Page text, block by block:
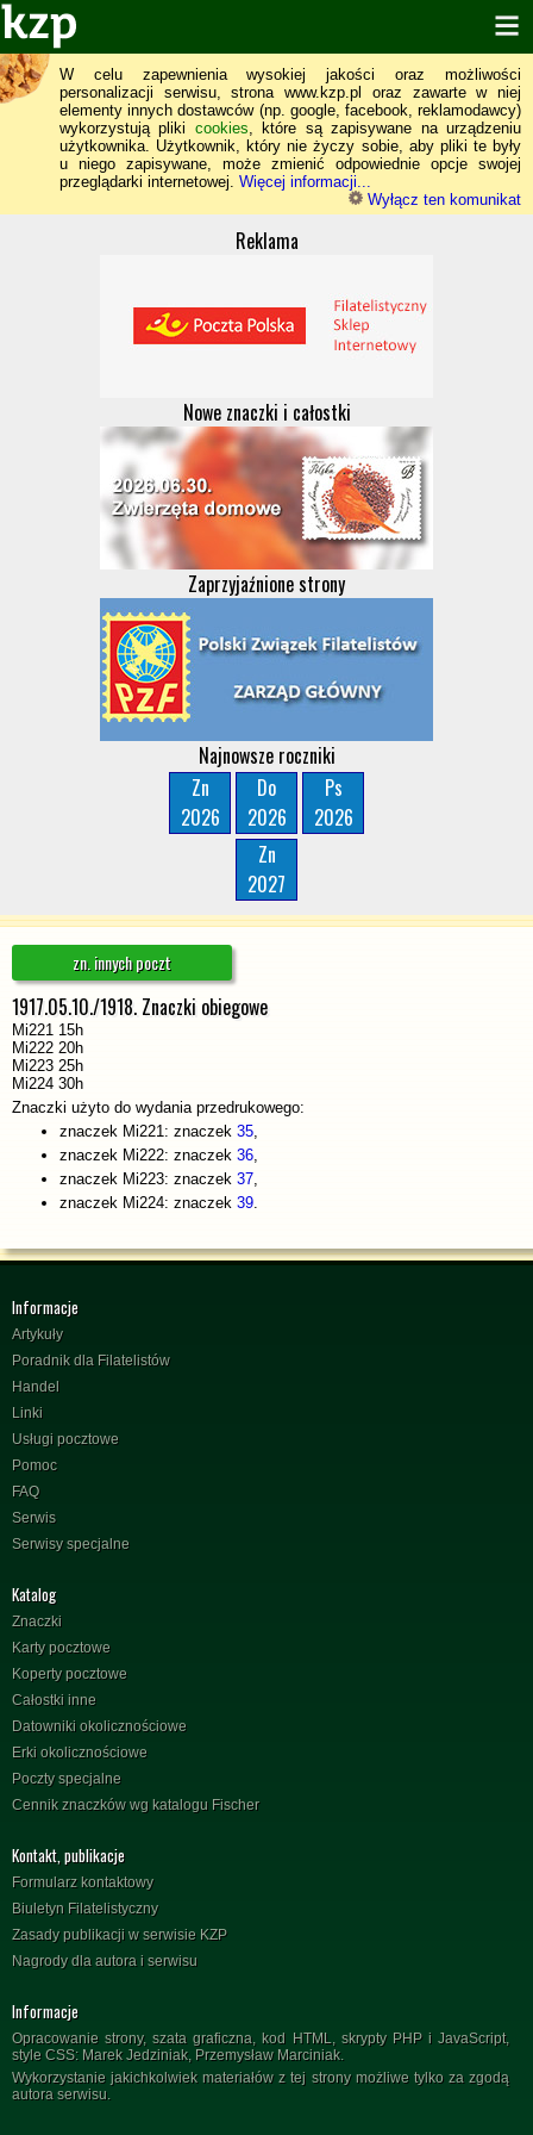
W celu zapewnienia wysokiej jakości oraz możliwości
personalizacji serwisu, strona www.kzp.pl oraz zawarte w niej
elementy innych dostawców (np. google, facebook, reklamodawcy)
wykorzystują pliki cookies, które są zapisywane na urządzeniu
użytkownika. Użytkownik, który nie życzy sobie, aby pliki te były
u niego zapisywane, może zmienić odpowiednie opcje swojej
przeglądarki internetowej. Więcej informacji...
Wyłącz ten komunikat
Reklama
Nowe znaczki i całostki
Zaprzyjaźnione strony
Najnowsze roczniki
Zn
2026
Do
2026
Ps
2026
Zn
2027
zn. innych poczt
1917.05.10./1918. Znaczki obiegowe
Mi221 15h
Mi222 20h
Mi223 25h
Mi224 30h
Znaczki użyto do wydania przedrukowego:
znaczek Mi221: znaczek 35,
znaczek Mi222: znaczek 36,
znaczek Mi223: znaczek 37,
znaczek Mi224: znaczek 39.
Informacje
Artykuły
Poradnik dla Filatelistów
Handel
Linki
Usługi pocztowe
Pomoc
FAQ
Serwis
Serwisy specjalne
Katalog
Znaczki
Karty pocztowe
Koperty pocztowe
Całostki inne
Datowniki okolicznościowe
Erki okolicznościowe
Poczty specjalne
Cennik znaczków wg katalogu Fischer
Kontakt, publikacje
Formularz kontaktowy
Biuletyn Filatelistyczny
Zasady publikacji w serwisie KZP
Nagrody dla autora i serwisu
Informacje
Opracowanie strony, szata graficzna, kod HTML, skrypty PHP i JavaScript,
style CSS: Marek Jedziniak, Przemysław Marciniak.
Wykorzystanie jakichkolwiek materiałów z tej strony możliwe tylko za zgodą
autora serwisu.